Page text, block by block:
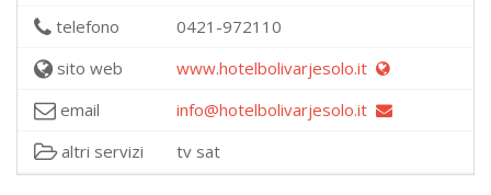
telefono
0421-972110
sito web
www.hotelbolivarjesolo.it
email
info@hotelbolivarjesolo.it
altri servizi
tv sat